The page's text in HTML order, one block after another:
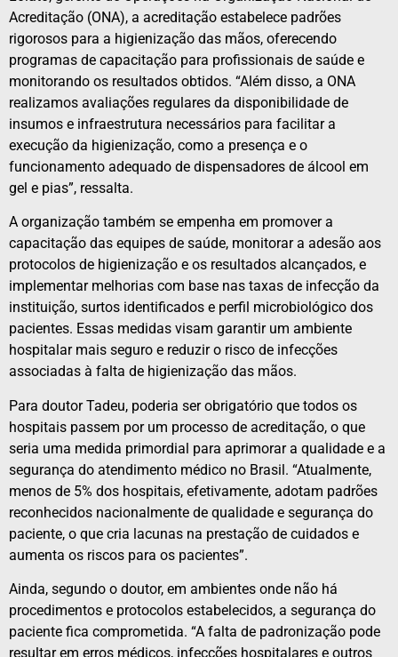
Acreditação (ONA), a acreditação estabelece padrões
rigorosos para a higienização das mãos, oferecendo
programas de capacitação para profissionais de saúde e
monitorando os resultados obtidos. “Além disso, a ONA
realizamos avaliações regulares da disponibilidade de
insumos e infraestrutura necessários para facilitar a
execução da higienização, como a presença e o
funcionamento adequado de dispensadores de álcool em
gel e pias”, ressalta.
A organização também se empenha em promover a
capacitação das equipes de saúde, monitorar a adesão aos
protocolos de higienização e os resultados alcançados, e
implementar melhorias com base nas taxas de infecção da
instituição, surtos identificados e perfil microbiológico dos
pacientes. Essas medidas visam garantir um ambiente
hospitalar mais seguro e reduzir o risco de infecções
associadas à falta de higienização das mãos.
Para doutor Tadeu, poderia ser obrigatório que todos os
hospitais passem por um processo de acreditação, o que
seria uma medida primordial para aprimorar a qualidade e a
segurança do atendimento médico no Brasil. “Atualmente,
menos de 5% dos hospitais, efetivamente, adotam padrões
reconhecidos nacionalmente de qualidade e segurança do
paciente, o que cria lacunas na prestação de cuidados e
aumenta os riscos para os pacientes”.
Ainda, segundo o doutor, em ambientes onde não há
procedimentos e protocolos estabelecidos, a segurança do
paciente fica comprometida. “A falta de padronização pode
resultar em erros médicos, infecções hospitalares e outros